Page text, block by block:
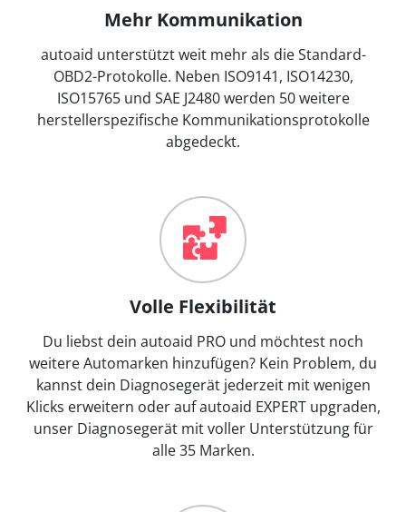
Mehr Kommunikation
autoaid unterstützt weit mehr als die Standard-
OBD2-Protokolle. Neben ISO9141, ISO14230,
ISO15765 und SAE J2480 werden 50 weitere
herstellerspezifische Kommunikationsprotokolle
abgedeckt.
Volle Flexibilität
Du liebst dein autoaid PRO und möchtest noch
weitere Automarken hinzufügen? Kein Problem, du
kannst dein Diagnosegerät jederzeit mit wenigen
Klicks erweitern oder auf autoaid EXPERT upgraden,
unser Diagnosegerät mit voller Unterstützung für
alle 35 Marken.